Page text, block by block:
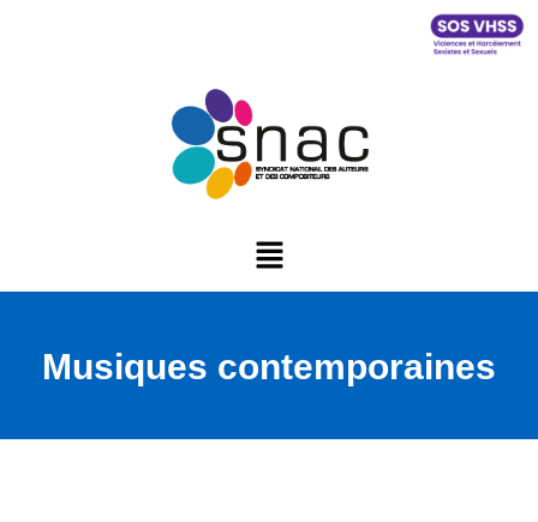
Musiques contemporaines